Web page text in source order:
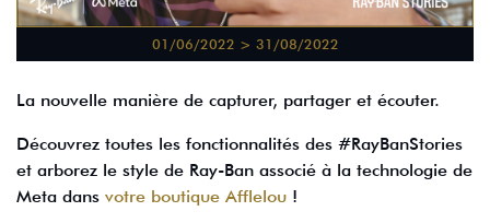
01/06/2022 > 31/08/2022
La nouvelle manière de capturer, partager et écouter.
Découvrez toutes les fonctionnalités des #RayBanStories
et arborez le style de Ray-Ban associé à la technologie de
Meta dans votre boutique Afflelou !